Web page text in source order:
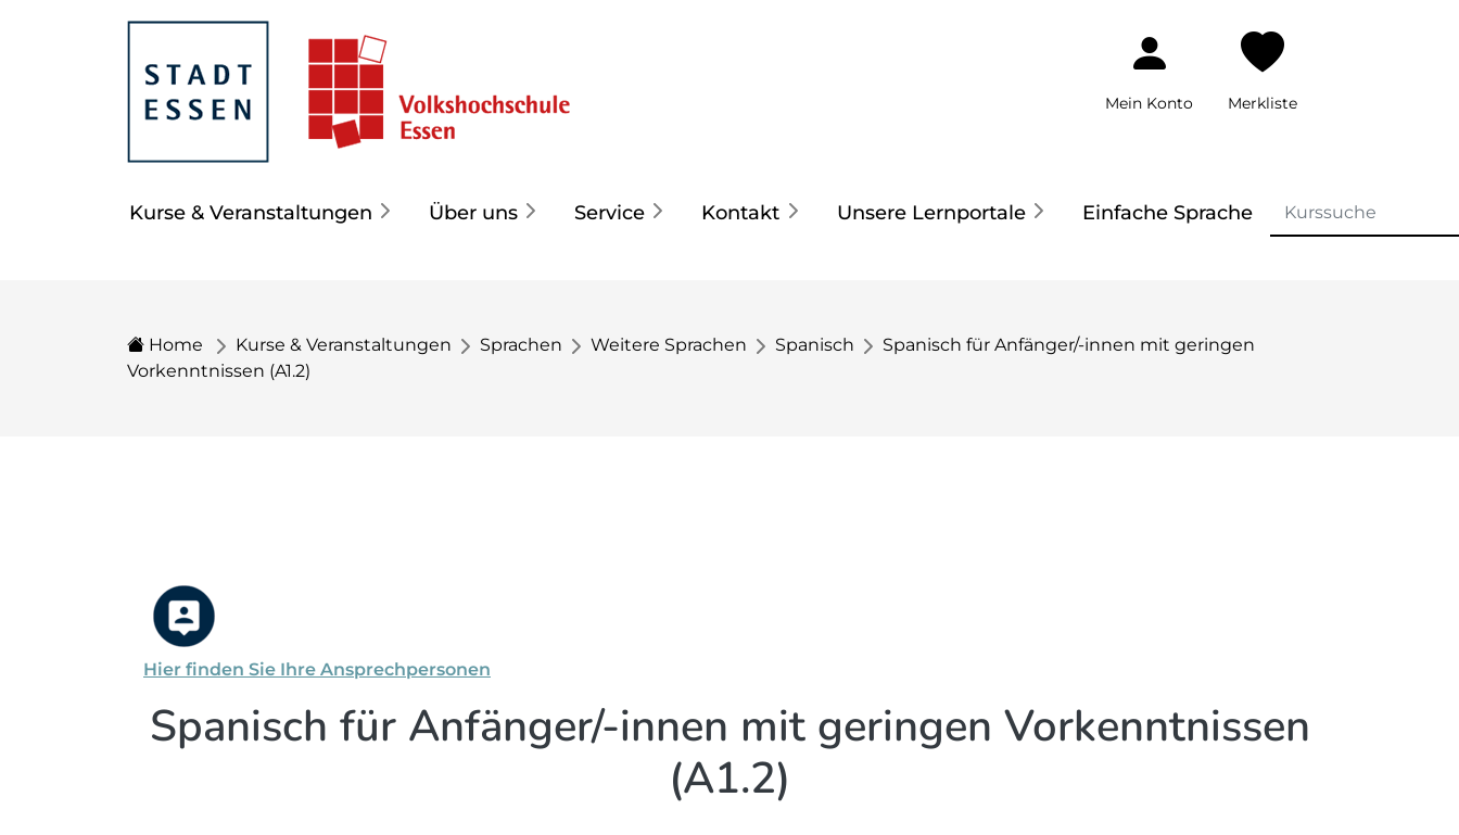
Mein Konto Merkliste
Kurse & Veranstaltungen Über uns Service Kontakt Unsere Lernportale Einfache Sprache
Home Kurse & Veranstaltungen Sprachen Weitere Sprachen Spanisch
Spanisch für Anfänger/-innen mit geringen
Vorkenntnissen (A1.2)
Hier finden Sie Ihre Ansprechpersonen
Spanisch für Anfänger/-innen mit geringen Vorkenntnissen
(A1.2)